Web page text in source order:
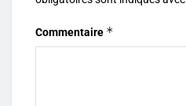
Commentaire *